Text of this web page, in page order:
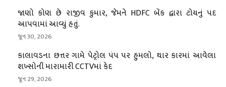
જાણો કોણ છે રાજીવ કુમાર, જેમને HDFC બેંક દ્વારા ટોચનું પદ
આપવામાં આવ્યું હતું.
જૂન 30, 2026
કાલાવડના છત્તર ગામે પેટ્રોલ પંપ પર હુમલો, થાર કારમાં આવેલા
શખ્સોની મારામારી CCTVમાં કેદ
જૂન 29, 2026